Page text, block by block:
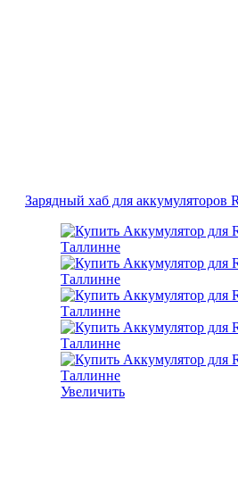
Зарядный хаб для аккумуляторов
Увеличить